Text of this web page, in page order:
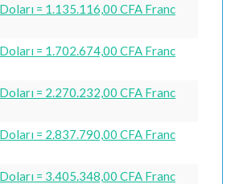
= 1.135.116,00 CFA Franc
= 1.702.674,00 CFA Franc
= 2.270.232,00 CFA Franc
= 2.837.790,00 CFA Franc
= 3.405.348,00 CFA Franc